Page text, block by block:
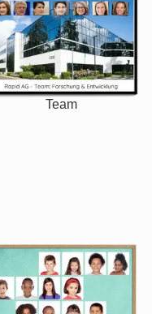
Team